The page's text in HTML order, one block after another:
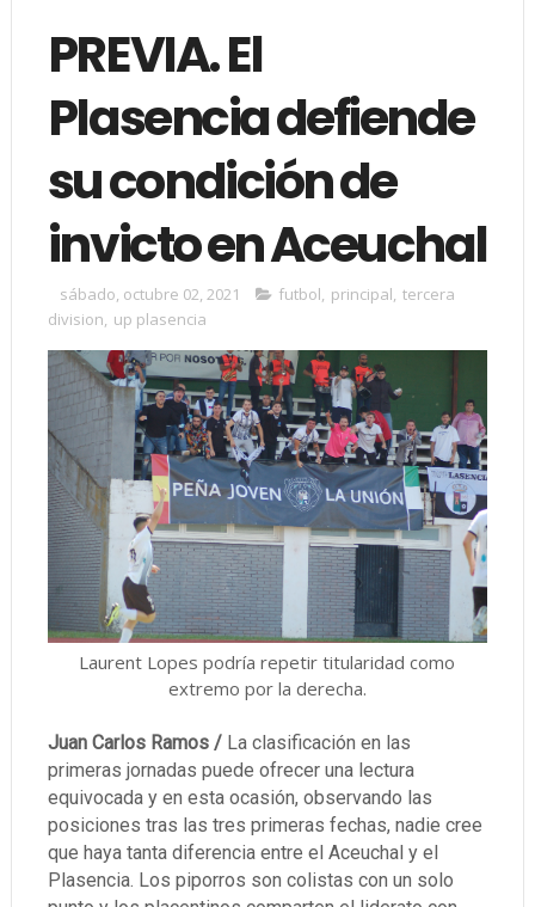
PREVIA. El
Plasencia defiende
su condición de
invicto en Aceuchal
sábado, octubre 02, 2021 futbol, principal, tercera
division, up plasencia
Laurent Lopes podría repetir titularidad como
extremo por la derecha.
Juan Carlos Ramos /La clasificación en las
primeras jornadas puede ofrecer una lectura
equivocada y en esta ocasión, observando las
posiciones tras las tres primeras fechas, nadie cree
que haya tanta diferencia entre el Aceuchal y el
Plasencia. Los piporros son colistas con un solo